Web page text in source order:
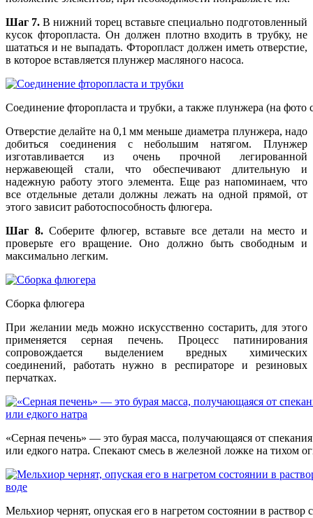
Шаг 7. В нижний торец вставьте специально подготовленный
кусок фторопласта. Он должен плотно входить в трубку, не
шататься и не выпадать. Фторопласт должен иметь отверстие,
в которое вставляется плунжер масляного насоса.
Соединение фторопласта и трубки, а также плунжера (на фото
Отверстие делайте на 0,1 мм меньше диаметра плунжера, надо
добиться соединения с небольшим натягом. Плунжер
изготавливается из очень прочной легированной
нержавеющей стали, что обеспечивают длительную и
надежную работу этого элемента. Еще раз напоминаем, что
все отдельные детали должны лежать на одной прямой, от
этого зависит работоспособность флюгера.
Шаг 8.Соберите флюгер, вставьте все детали на место и
проверьте его вращение. Оно должно быть свободным и
максимально легким.
Сборка флюгера
При желании медь можно искусственно состарить, для этого
применяется серная печень. Процесс патинирования
сопровождается выделением вредных химических
соединений, работать нужно в респираторе и резиновых
перчатках.
«Серная печень» — это бурая масса, получающаяся от
или едкого натра. Спекают смесь в железной ложке на тихом
Мельхиор чернят, опуская его в нагретом состоянии в раствор